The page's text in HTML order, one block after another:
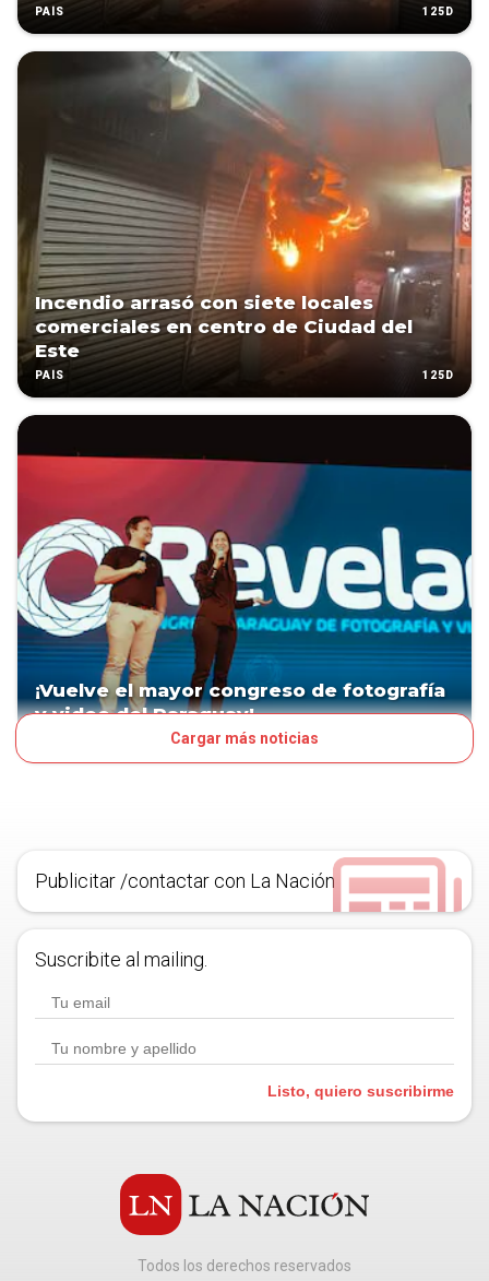
PAÍS 125D
Incendio arrasó con siete locales
comerciales en centro de Ciudad del
Este
PAÍS 125D
¡Vuelve el mayor congreso de fotografía
y video del Paraguay!
Cargar más noticias
Publicitar /contactar con La Nación
Suscribite al mailing.
Listo, quiero suscribirme
Todos los derechos reservados